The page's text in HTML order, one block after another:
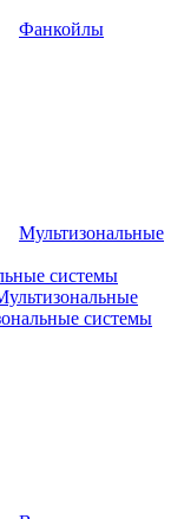
Фанкойлы
Мультизональные
системы
системы